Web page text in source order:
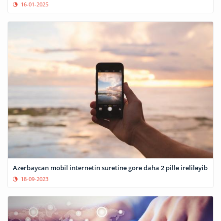
16-01-2025
Azərbaycan mobil internetin sürətinə görə daha 2 pillə irəliləyib
18-09-2023